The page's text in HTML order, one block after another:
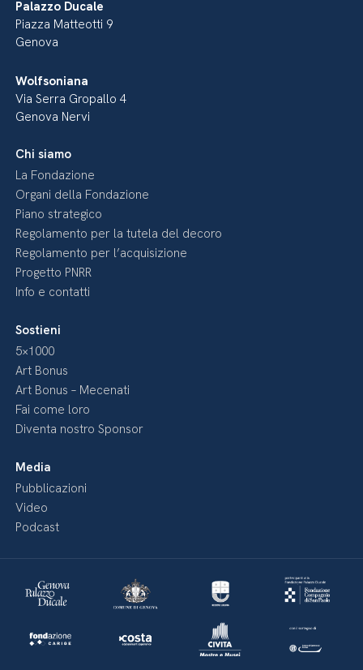
Palazzo Ducale
Piazza Matteotti 9
Genova
Wolfsoniana
Via Serra Gropallo 4
Genova Nervi
Chi siamo
La Fondazione
Organi della Fondazione
Piano strategico
Regolamento per la tutela del decoro
Regolamento per l’acquisizione
Progetto PNRR
Info e contatti
Sostieni
5×1000
Art Bonus
Art Bonus – Mecenati
Fai come loro
Diventa nostro Sponsor
Media
Pubblicazioni
Video
Podcast